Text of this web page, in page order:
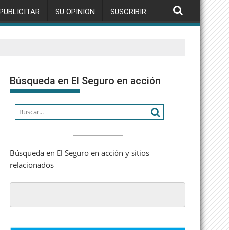
PUBLICITAR SU OPINION SUSCRIBIR
Búsqueda en El Seguro en acción
Búsqueda en El Seguro en acción y sitios
relacionados